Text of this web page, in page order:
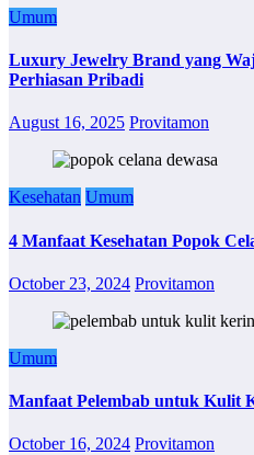
Umum
Luxury Jewelry Brand yang
Perhiasan Pribadi
August 16, 2025 Provitamon
Kesehatan Umum
4 Manfaat Kesehatan Popok
October 23, 2024 Provitamon
Umum
Manfaat Pelembab untuk Kulit
October 16, 2024 Provitamon